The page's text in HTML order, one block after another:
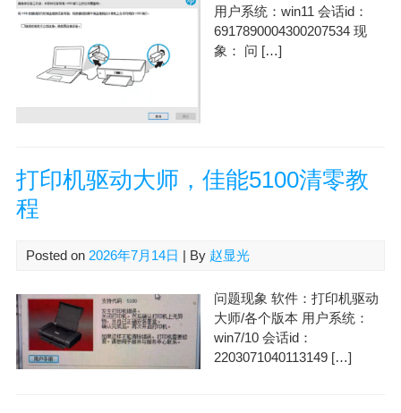
用户系统：win11 会话id：
6917890004300207534 现
象： 问 […]
打印机驱动大师，佳能5100清零教
程
Posted on 2026年7月14日 | By 赵显光
问题现象 软件：打印机驱动
大师/各个版本 用户系统：
win7/10 会话id：
2203071040113149 […]